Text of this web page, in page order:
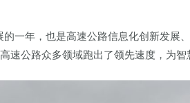
一年，也是高速公路信息化创新发展
公路众多领域跑出了领先速度，为智